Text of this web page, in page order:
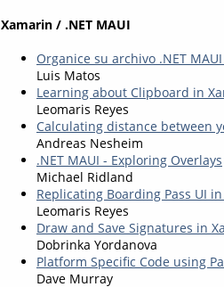
Xamarin / .NET MAUI
Organice su archivo .NET
Luis Matos
Learning about Clipboard in
Leomaris Reyes
Calculating distance between
Andreas Nesheim
.NET MAUI - Exploring Overlays
Michael Ridland
Replicating Boarding Pass UI
Leomaris Reyes
Draw and Save Signatures in
Dobrinka Yordanova
Platform Specific Code using
Dave Murray